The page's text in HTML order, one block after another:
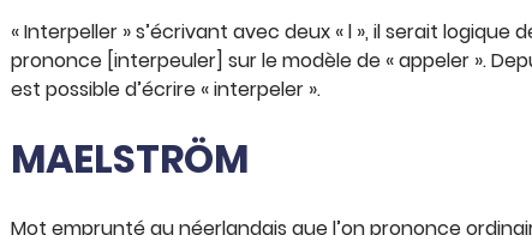
« Interpeller » s’écrivant avec deux « l », il serait
prononce [interpeuler] sur le modèle de « appeler ».
est possible d’écrire « interpeler ».
MAELSTRÖM
Mot emprunté au néerlandais que l’on prononce